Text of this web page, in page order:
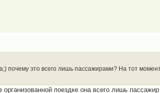
почему это всего лишь пассажирами? На тот
поездке она всего лишь